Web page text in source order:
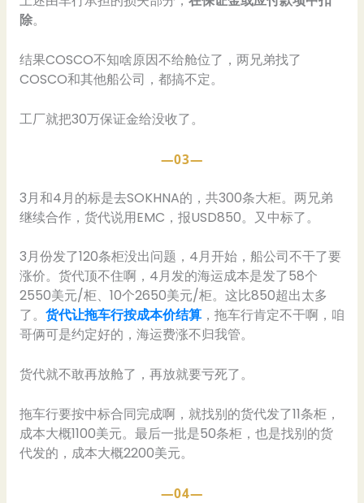
除。
结果COSCO不知啥原因不给舱位了，两兄弟找了
COSCO和其他船公司，都搞不定。
工厂就把30万保证金给没收了。
—03—
3月和4月的标是去SOKHNA的，共300条大柜。两兄弟
继续合作，货代说用EMC，报USD850。又中标了。
3月份发了120条柜没出问题，4月开始，船公司不干了要
涨价。货代顶不住啊，4月发的海运成本是发了58个
2550美元/柜、10个2650美元/柜。这比850超出太多
了。 货代让拖车行按成本价结算，拖车行肯定不干啊，咱
哥俩可是约定好的，海运费涨不归我管。
货代就不敢再放舱了，再放就要亏死了。
拖车行要按中标合同完成啊，就找别的货代发了11条柜，
成本大概1100美元。最后一批是50条柜，也是找别的货
代发的，成本大概2200美元。
—04—